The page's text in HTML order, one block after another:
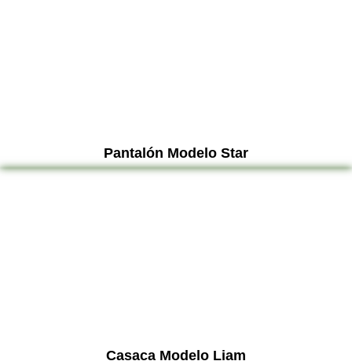
Pantalón Modelo Star
Casaca Modelo Liam